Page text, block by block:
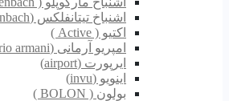
اشنباخ تیتانفلکس (eschenbach)
اکتیو ( Active )
امپریو آرمانی (emporio armani)
ایرپورت (airport)
اینویو (invu)
بولون ( BOLON )